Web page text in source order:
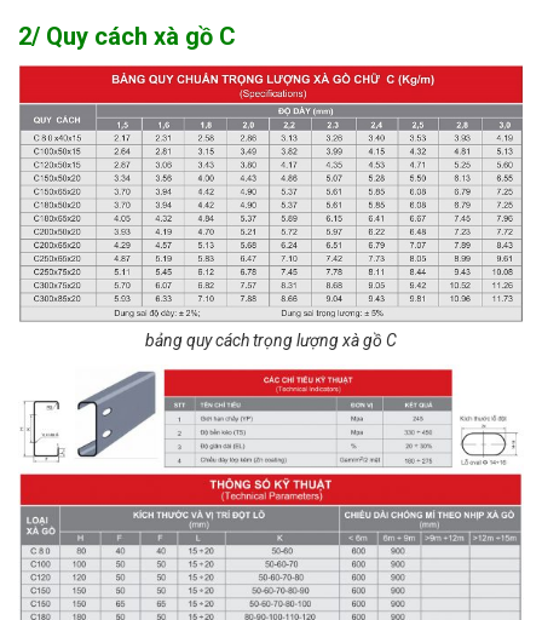
2/ Quy cách xà gồ C
bảng quy cách trọng lượng xà gồ C